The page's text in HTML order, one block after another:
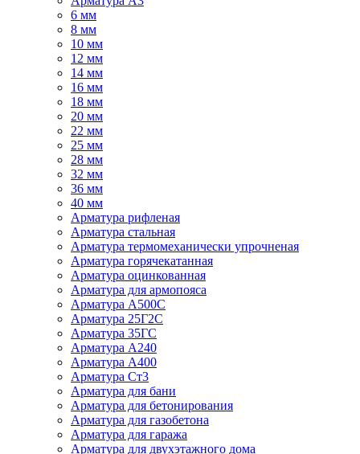
6 мм
8 мм
10 мм
12 мм
14 мм
16 мм
18 мм
20 мм
22 мм
25 мм
28 мм
32 мм
36 мм
40 мм
Арматура рифленая
Арматура стальная
Арматура термомеханически упрочненая
Арматура горячекатанная
Арматура оцинкованная
Арматура для армопояса
Арматура A500С
Арматура 25Г2С
Арматура 35ГС
Арматура А240
Арматура А400
Арматура Ст3
Арматура для бани
Арматура для бетонирования
Арматура для газобетона
Арматура для гаража
Арматура для двухэтажного дома